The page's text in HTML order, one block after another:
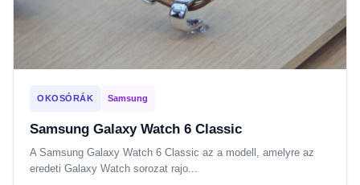
OKOSÓRÁK Samsung
Samsung Galaxy Watch 6 Classic
A Samsung Galaxy Watch 6 Classic az a modell, amelyre az
eredeti Galaxy Watch sorozat rajo...